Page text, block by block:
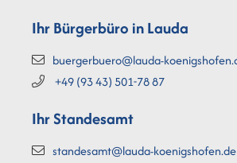
Ihr Bürgerbüro in Lauda
buergerbuero@lauda-
+49 (9343) 501-7887
Ihr Standesamt
standesamt@lauda-koenigshofen.de